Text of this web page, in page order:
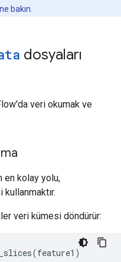
bakın.
dosyaları
veri okumak ve
en kolay yolu,
kullanmaktır.
veri kümesi döndürür:
(feature1 )